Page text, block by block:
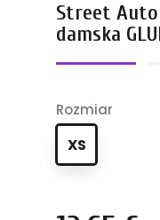
Street
damska
Rozmiar
XS